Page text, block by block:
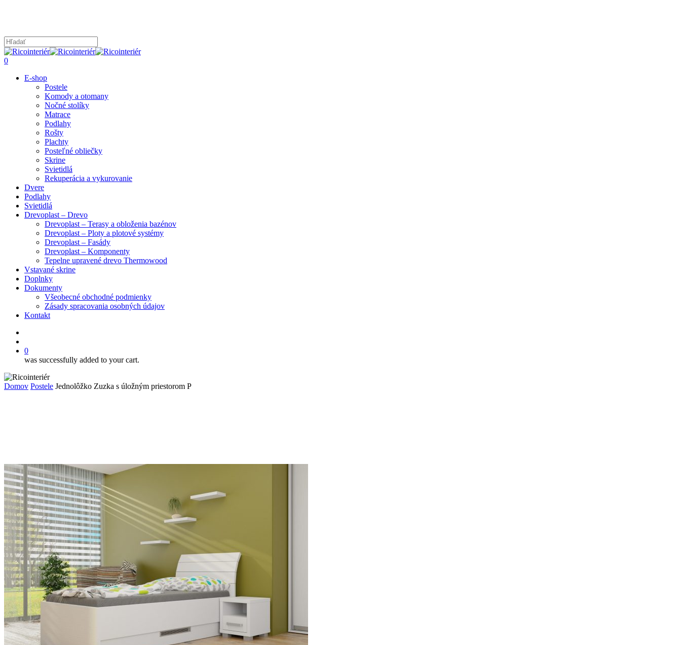
content
Close
Search
search
0
E-shop
Postele
Komody a otomany
Nočné stolíky
Matrace
Podlahy
Rošty
Plachty
Posteľné obliečky
Skrine
Svietidlá
Rekuperácia a vykurovanie
Dvere
Podlahy
Svietidlá
Drevoplast – Drevo
Drevoplast – Terasy a obloženia bazénov
Drevoplast – Ploty a plotové systémy
Drevoplast – Fasády
Drevoplast – Komponenty
Tepelne upravené drevo Thermowood
Vstavané skrine
Doplnky
Dokumenty
Všeobecné obchodné podmienky
Zásady spracovania osobných údajov
Kontakt
0
was successfully added to your cart.
Domov Postele Jednolôžko Zuzka s úložným priestorom P